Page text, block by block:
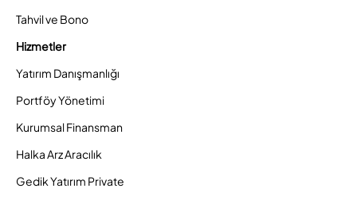
Tahvil ve Bono
Hizmetler
Yatırım Danışmanlığı
Portföy Yönetimi
Kurumsal Finansman
Halka Arz Aracılık
Gedik Yatırım Private